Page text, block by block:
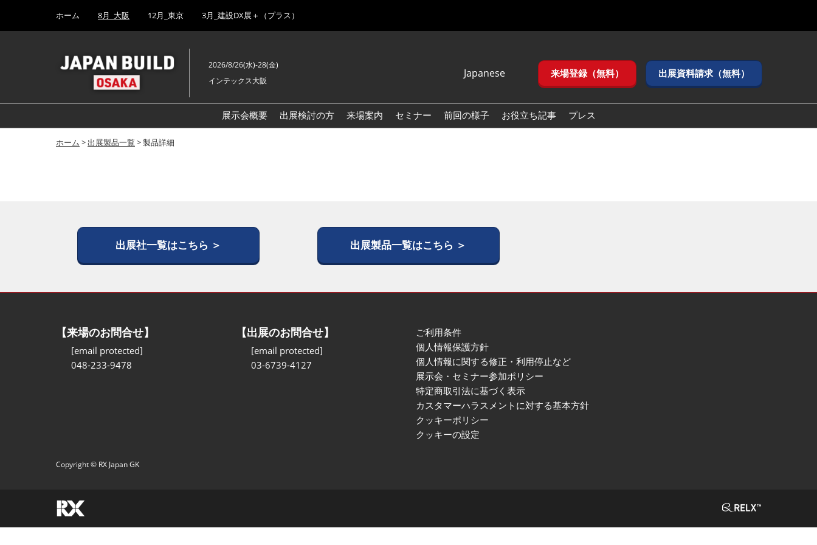
キ
し
to
ホーム 8月_大阪 12月_東京 3月_建設DX展＋（プラス）
2026/8/26(水)-28(金)
インテックス大阪
Japanese
English
Korean (Naver
来場登録（無料） 出展資料請求（無料）
展示会概要 出展検討の方 来場案内 セミナー 前回の様子 お役立ち記事 プレス
ホーム >出展製品一覧 > 製品詳細
出展社一覧はこちら ＞ 出展製品一覧はこちら ＞
【来場のお問合せ】
[email protected]
048-233-9478
【出展のお問合せ】
[email protected]
03-6739-4127
ご利用条件
個人情報保護方針
個人情報に関する修正・利用停止など
展示会・セミナー参加ポリシー
特定商取引法に基づく表示
カスタマーハラスメントに対する基本方針
クッキーポリシー
クッキーの設定
Copyright © RX Japan GK